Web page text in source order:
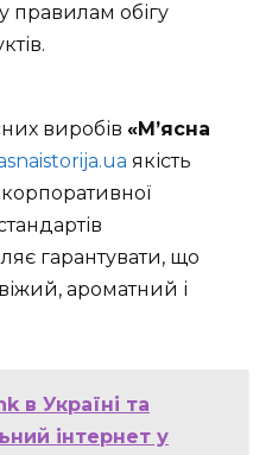
правилам обігу
виробів «М’ясна
якість
гарантувати, що
ароматний і
в Україні та
інтернет у